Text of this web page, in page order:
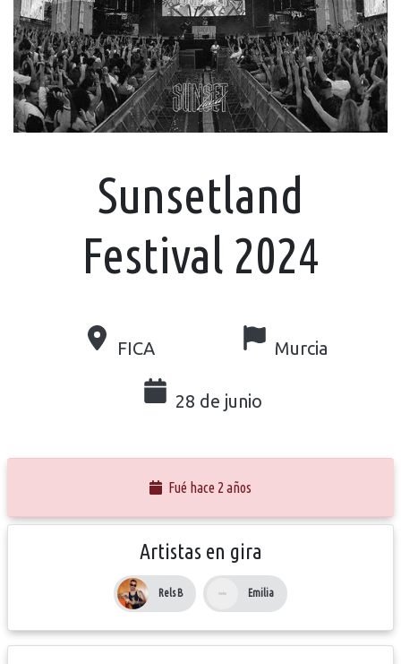
Sunsetland
Festival 2024
FICA Murcia
28 de junio
Fué hace 2 años
Artistas en gira
Rels B Emilia